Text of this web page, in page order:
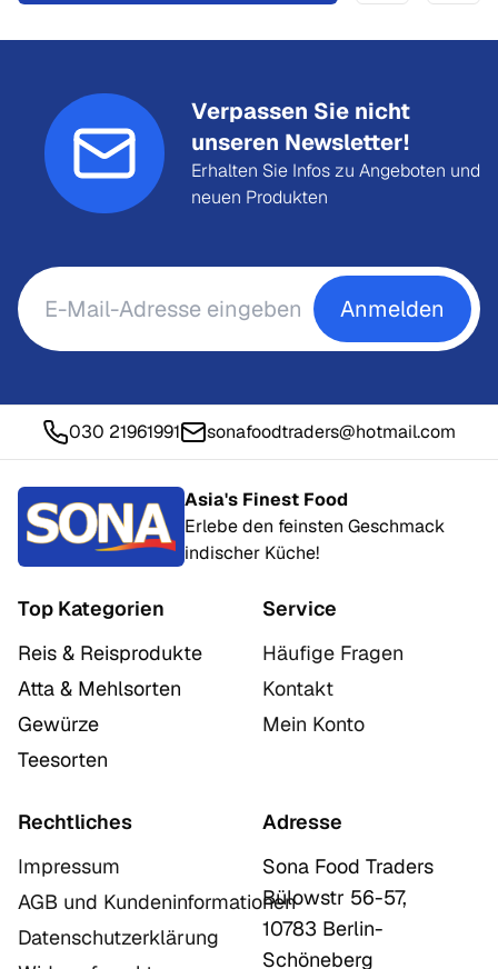
Verpassen Sie nicht
unseren Newsletter!
Erhalten Sie Infos zu Angeboten und
neuen Produkten
Anmelden
030 21961991 sonafoodtraders@hotmail.com
Asia's Finest Food
Erlebe den feinsten Geschmack
indischer Küche!
Top Kategorien
Reis & Reisprodukte
Atta & Mehlsorten
Gewürze
Teesorten
Service
Häufige Fragen
Kontakt
Mein Konto
Rechtliches
Impressum
AGB und Kundeninformationen
Datenschutzerklärung
Adresse
Sona Food Traders
Bülowstr 56-57,
10783 Berlin-
Schöneberg